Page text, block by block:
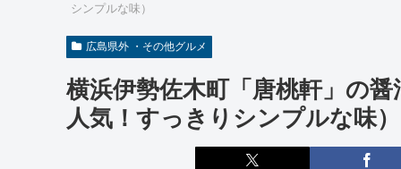
シンプルな味）
広島県外 ・その他グルメ
横浜伊勢佐木町「唐桃軒」の
人気！すっきりシンプルな味）